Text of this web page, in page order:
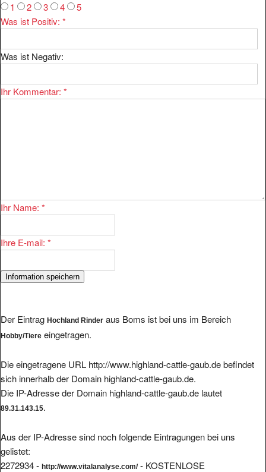
1
2 3 4
5
Was ist Positiv: *
Was ist Negativ:
Ihr Kommentar: *
Ihr Name: *
Ihre E-mail: *
Der Eintrag Hochland Rinder aus Boms ist bei uns im Bereich
Hobby/Tiere eingetragen.
Die eingetragene URL http://www.highland-cattle-gaub.de befindet
sich innerhalb der Domain highland-cattle-gaub.de.
Die IP-Adresse der Domain highland-cattle-gaub.de lautet
89.31.143.15.
Aus der IP-Adresse sind noch folgende Eintragungen bei uns
gelistet:
2272934 - http://www.vitalanalyse.com/- KOSTENLOSE